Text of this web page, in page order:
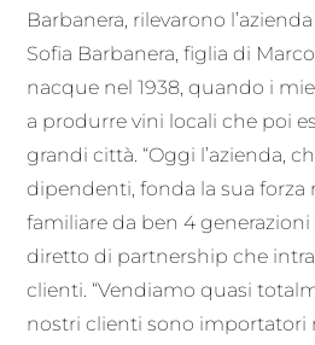
Barbanera, rilevarono
Sofia Barbanera, figlia di
nacque nel 1938, quando i
a produrre vini locali che poi
grandi città. “Oggi l’azienda,
dipendenti, fonda la sua forza
familiare da ben 4
diretto di partnership che
clienti. “Vendiamo quasi
nostri clienti sono importatori